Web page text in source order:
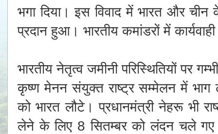
भगा दिया। इस विवाद में भारत और चीन
प्रदान हुआ। भारतीय कमांडरों में
भारतीय नेतृत्व जमीनी परिस्थितियों पर
कृष्ण मेनन संयुक्त राष्ट्र सम्मेलन में
को भारत लौटे। प्रधानमंत्री नेहरू भी
लेने के लिए 8 सितम्बर को लंदन चले